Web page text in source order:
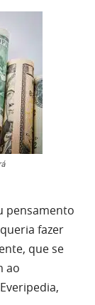
pensamento
fazer
que se
ao